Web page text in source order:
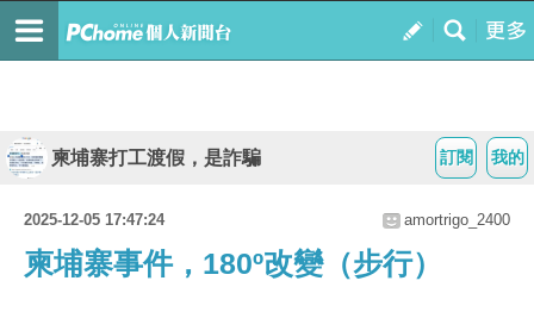
我的
訂閱
柬埔寨打工渡假，是詐騙
2025-12-05 17:47:24 amortrigo_2400
柬埔寨事件，180º改變（步行）